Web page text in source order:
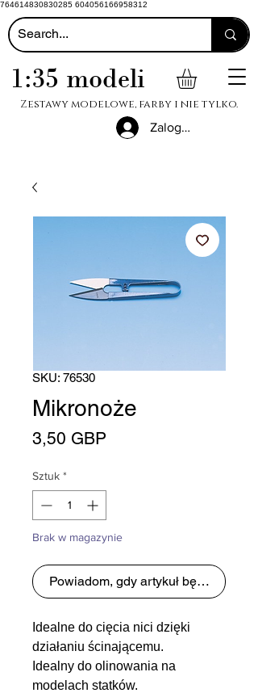
764614830830285 604056166958312
1:35 modeli
Zestawy modelowe, farby i nie tylko.
Zaloguj się
SKU: 76530
Mikronoże
3,50 GBP
Sztuk *
Brak w magazynie
Powiadom, gdy artykuł będzie
Idealne do cięcia nici dzięki
działaniu ścinającemu.
Idealny do olinowania na
modelach statków.